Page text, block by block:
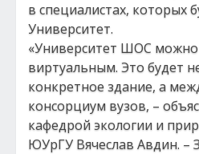
в специалистах, которых
Университет.
«Университет ШОС можно
виртуальным. Это будет
конкретное здание, а
консорциум вузов, –
кафедрой экологии и
ЮУрГУ Вячеслав Авдин. –